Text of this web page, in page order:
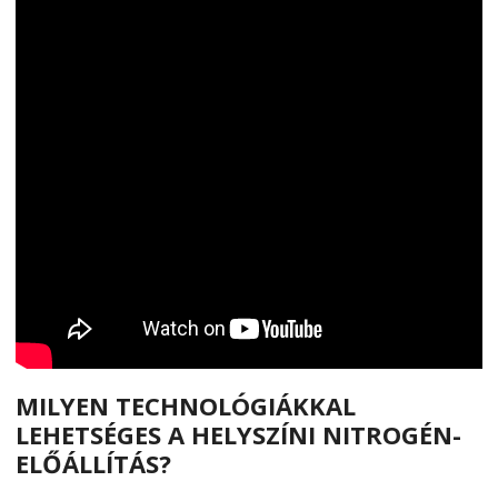
MILYEN TECHNOLÓGIÁKKAL
LEHETSÉGES A HELYSZÍNI NITROGÉN-
ELŐÁLLÍTÁS?